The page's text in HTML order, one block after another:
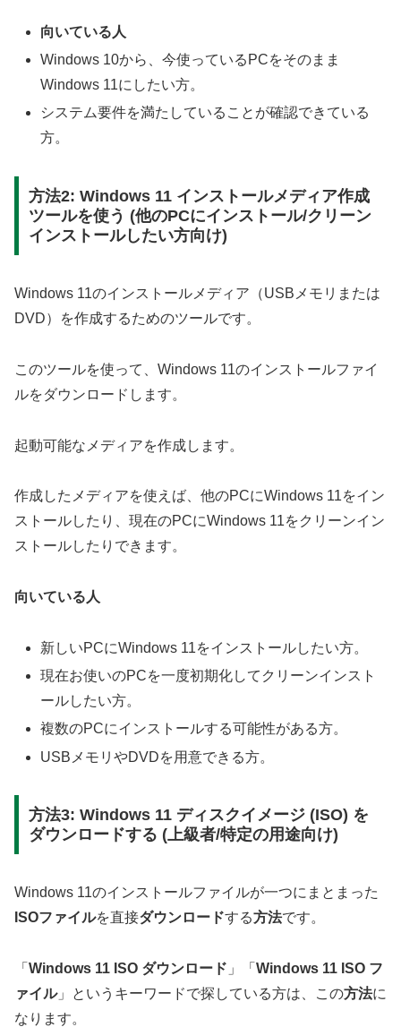
向いている人
Windows 10から、今使っているPCをそのまま
Windows 11にしたい方。
システム要件を満たしていることが確認できている
方。
方法2: Windows 11 インストールメディア作成
ツールを使う (他のPCにインストール/クリーン
インストールしたい方向け)
Windows 11のインストールメディア（USBメモリまたは
DVD）を作成するためのツールです。
このツールを使って、Windows 11のインストールファイ
ルをダウンロードします。
起動可能なメディアを作成します。
作成したメディアを使えば、他のPCにWindows 11をイン
ストールしたり、現在のPCにWindows 11をクリーンイン
ストールしたりできます。
向いている人
新しいPCにWindows 11をインストールしたい方。
現在お使いのPCを一度初期化してクリーンインスト
ールしたい方。
複数のPCにインストールする可能性がある方。
USBメモリやDVDを用意できる方。
方法3: Windows 11 ディスクイメージ (ISO) を
ダウンロードする (上級者/特定の用途向け)
Windows 11のインストールファイルが一つにまとまった
ISOファイルを直接ダウンロードする方法です。
「 Windows 11 ISO ダウンロード 」「 Windows 11 ISO フ
ァイル」というキーワードで探している方は、この方法に
なります。